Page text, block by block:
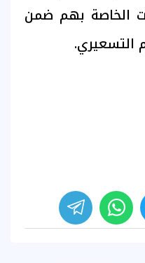
الخاصة بهم ضمن
التسعيري.